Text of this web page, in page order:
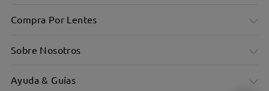
Montura rectangular negra y estilizada, de perfil estrecho,
Compra Por Lentes
Sobre Nosotros
Ayuda & Guías